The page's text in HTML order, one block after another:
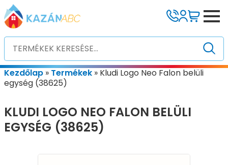
Kezdőlap » Termékek » Kludi Logo Neo Falon belüli
egység (38625)
KLUDI LOGO NEO FALON BELÜLI
EGYSÉG (38625)